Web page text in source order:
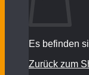
Es befinden
Zurück zum